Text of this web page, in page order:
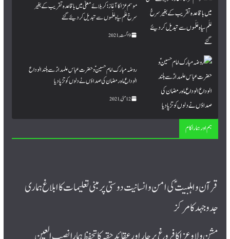
موسم عزا کا آغاز؛ کربلائے معلیٰ میں باقاعدہ تقریب کے بغیر
سرخ عَلَم سیاہ عَلَموں سے تبدیل کردیئے گئے
9 اگست, 2021
روضہ مبارک امام حسینؑ و حضرت عباس علمدارؑ سے بلند الوداع
الوداع ماہ رمضان کی صداؤں نے دلوں کو تڑپا دیا
12 مئی, 2021
ہم اور ہمارا کام
قرآن و اہلبیت ؑ کی امن و انسانیت دوستی پر مبنی تعلیمات کا ابلاغ ہماری
جدوجہد کا مرکز